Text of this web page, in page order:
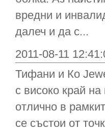
вредни и
далеч и да с...
2011-08-11
Тифани и Ко
с високо край
отлично в
се състои от